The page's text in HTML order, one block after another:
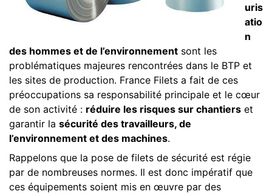
uris
atio
n
des hommes et de l’environnement sont les
problématiques majeures rencontrées dans le BTP et
les sites de production. France Filets a fait de ces
préoccupations sa responsabilité principale et le cœur
de son activité : réduire les risques sur chantiers et
garantir la sécurité des travailleurs, de
l’environnement et des machines.
Rappelons que la pose de filets de sécurité est régie
par de nombreuses normes. Il est donc impératif que
ces équipements soient mis en œuvre par des